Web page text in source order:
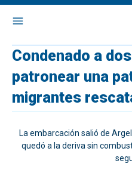
Condenado a
patronear una
migrantes
La embarcación salió de
quedó a la deriva sin